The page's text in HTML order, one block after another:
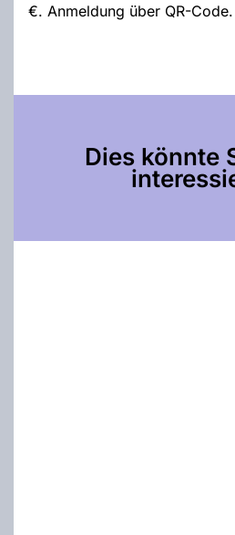
€. Anmeldung über QR-Code.
Dies könnte